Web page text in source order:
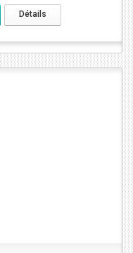
Détails